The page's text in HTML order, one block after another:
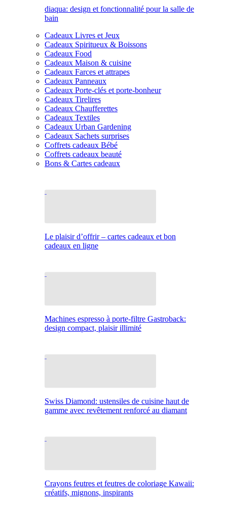
diaqua: design et fonctionnalité pour la salle de
bain
Cadeaux Livres et Jeux
Cadeaux Spiritueux & Boissons
Cadeaux Food
Cadeaux Maison & cuisine
Cadeaux Farces et attrapes
Cadeaux Panneaux
Cadeaux Porte-clés et porte-bonheur
Cadeaux Tirelires
Cadeaux Chaufferettes
Cadeaux Textiles
Cadeaux Urban Gardening
Cadeaux Sachets surprises
Coffrets cadeaux Bébé
Coffrets cadeaux beauté
Bons & Cartes cadeaux
Le plaisir d’offrir – cartes cadeaux et bon
cadeaux en ligne
Machines espresso à porte-filtre Gastroback:
design compact, plaisir illimité
Swiss Diamond: ustensiles de cuisine haut de
gamme avec revêtement renforcé au diamant
Crayons feutres et feutres de coloriage Kawaii:
créatifs, mignons, inspirants